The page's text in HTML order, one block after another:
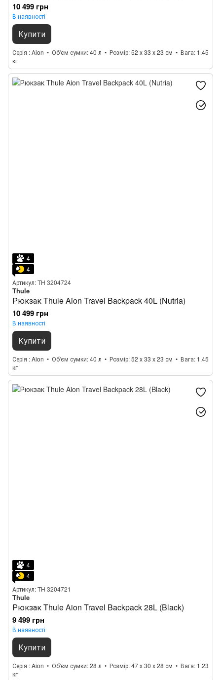
10 499 грн
В наявності
Купити
Серія Aion Об'єм сумки 40 л Розмір 52 x 33 x 23 см Вага 1.45
кг
4
4
Артикул: TH 3204724
Thule
Рюкзак Thule Aion Travel Backpack 40L (Nutria)
10 499 грн
В наявності
Купити
Серія Aion Об'єм сумки 40 л Розмір 52 x 33 x 23 см Вага 1.45
кг
4
4
Артикул: TH 3204721
Thule
Рюкзак Thule Aion Travel Backpack 28L (Black)
9 499 грн
В наявності
Купити
Серія Aion Об'єм сумки 28 л Розмір 47 x 30 x 28 см Вага 1.23
кг